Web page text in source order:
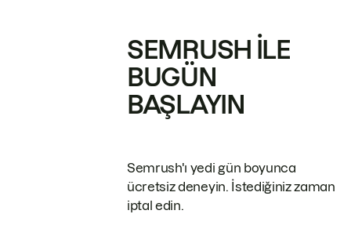
SEMRUSH ILE
BUGÜN
BAŞLAYIN
Semrush'ı yedi gün boyunca
ücretsiz deneyin. İstediğiniz zaman
iptal edin.